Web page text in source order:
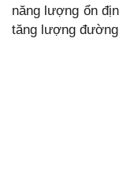
năng lượng ổn
tăng lượng